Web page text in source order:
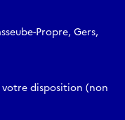
Propre, Gers,
disposition (non